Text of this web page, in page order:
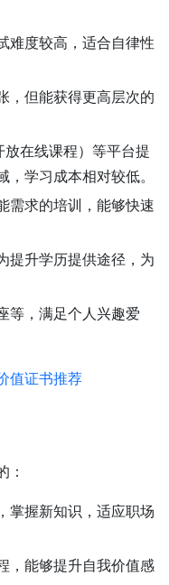
难度较高，适合自律性
，但能获得更高层次的
在线课程）等平台提
学习成本相对较低。
需求的培训，能够快速
提升学历提供途径，为
等，满足个人兴趣爱
值证书推荐
：
掌握新知识，适应职场
，能够提升自我价值感